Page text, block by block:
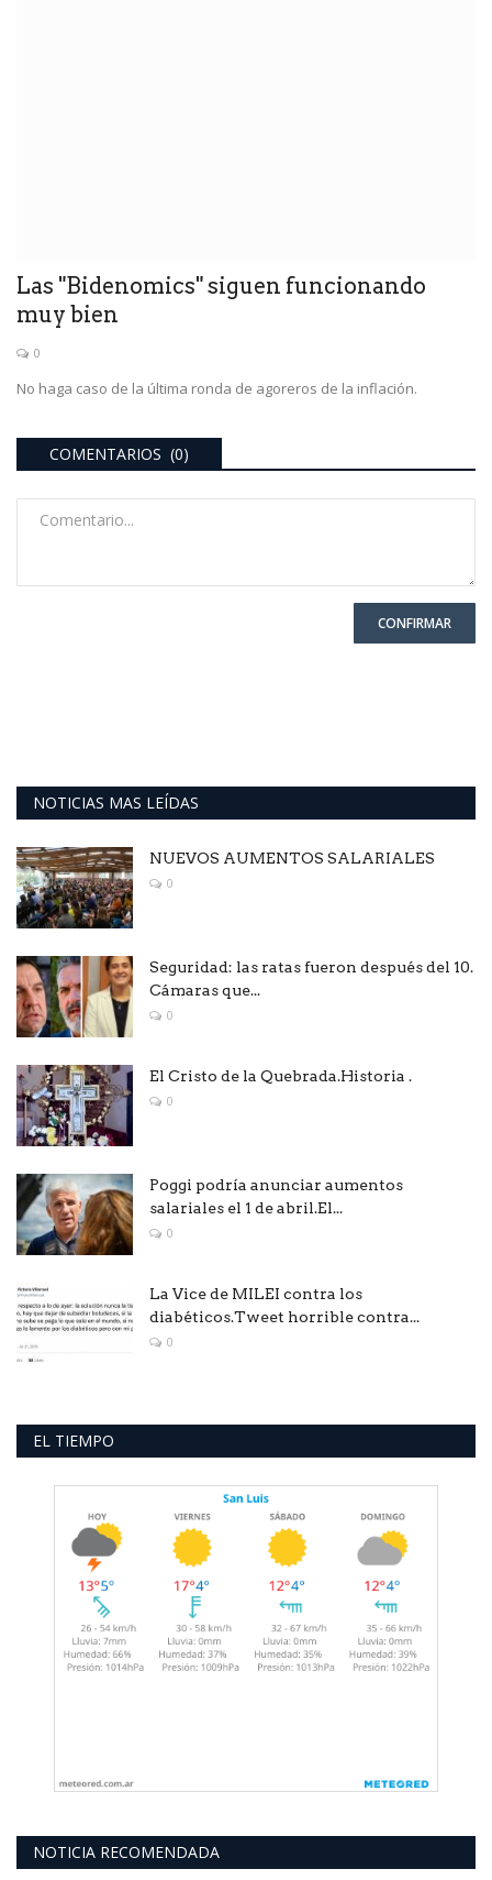
Las "Bidenomics" siguen funcionando
muy bien
0
No haga caso de la última ronda de agoreros de la inflación.
COMENTARIOS (0)
CONFIRMAR
NOTICIAS MAS LEÍDAS
NUEVOS AUMENTOS SALARIALES
0
Seguridad: las ratas fueron después del 10.
Cámaras que...
0
El Cristo de la Quebrada.Historia .
0
Poggi podría anunciar aumentos
salariales el 1 de abril.El...
0
La Vice de MILEI contra los
diabéticos.Tweet horrible contra...
0
EL TIEMPO
NOTICIA RECOMENDADA